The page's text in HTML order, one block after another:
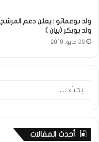
ولد بوعماتو : يعلن دعم المرشح
ولد بوبكر (بيان )
29 مايو، 2019
أحدث المقالات